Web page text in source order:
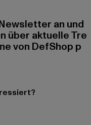
an und
über aktuelle Tre
von DefShop p